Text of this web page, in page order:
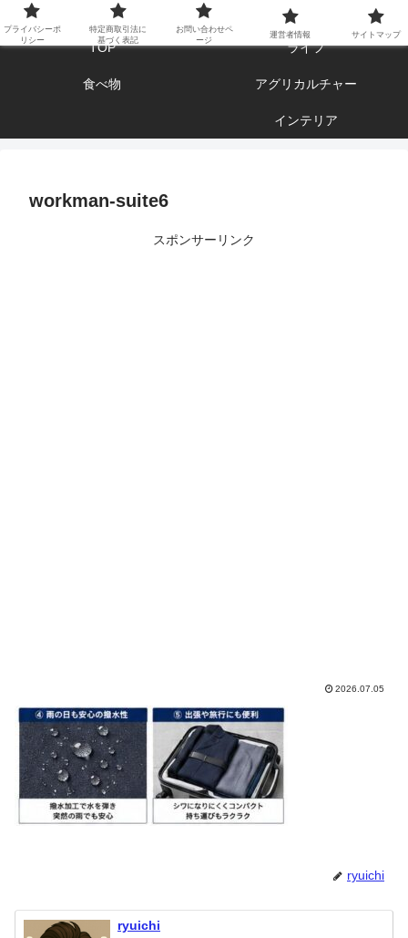
エンジョイ ブログライフ
TOP ライフ
食べ物 アグリカルチャー
インテリア
workman-suite6
スポンサーリンク
2026.07.05
ryuichi
ryuichi
プライバシーポ
リシー
特定商取引法に
基づく表記
お問い合わせペ
ージ
運営者情報 サイトマップ